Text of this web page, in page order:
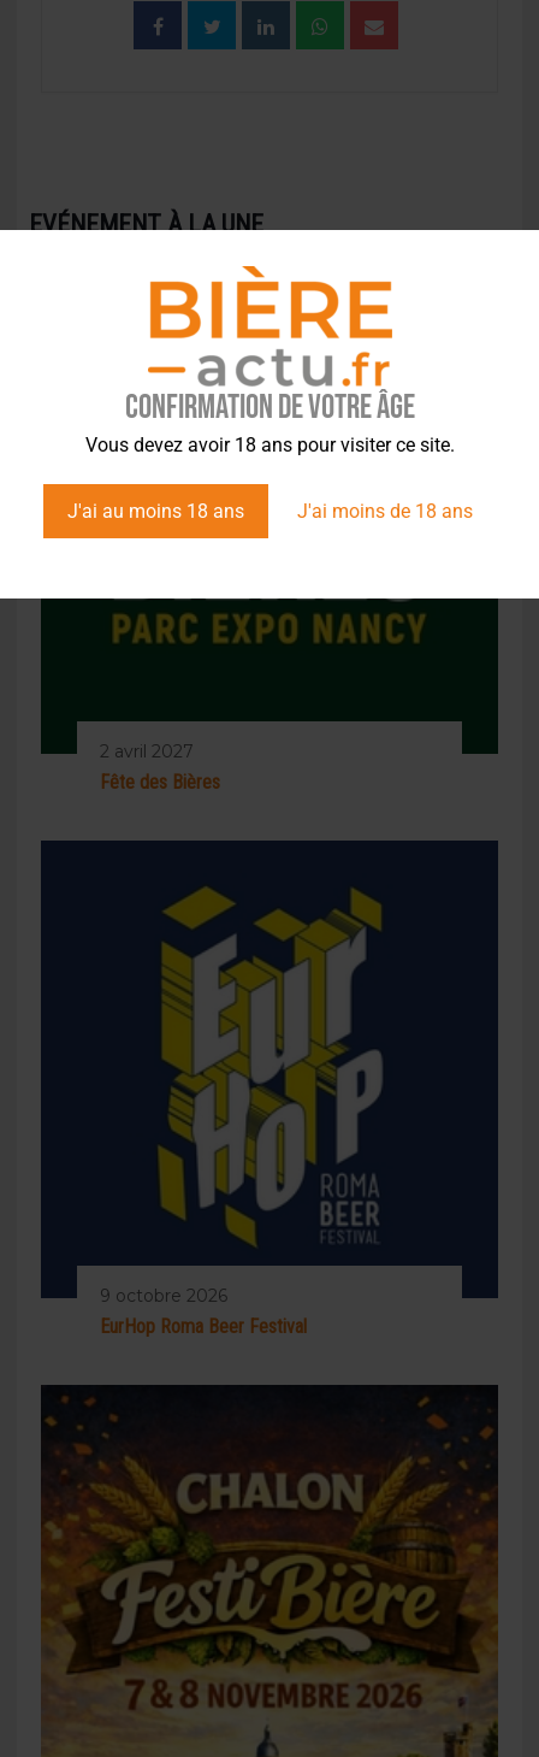
Confirmation de votre âge
Vous devez avoir 18 ans pour visiter ce site.
J'ai au moins 18 ans J'ai moins de 18 ans
EVÉNEMENT À LA UNE
2 avril 2027
Fête des Bières
9 octobre 2026
EurHop Roma Beer Festival